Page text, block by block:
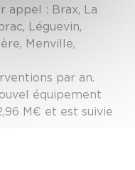
appel : Brax, La
Léguevin,
Menville,
par an.
équipement
M€ et est suivie